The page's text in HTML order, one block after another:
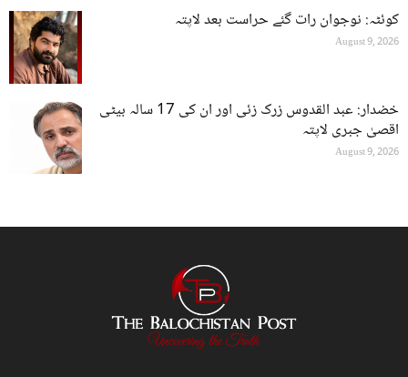
کوئٹہ: نوجوان رات گئے حراست بعد لاپتہ
August 9, 2026
خضدار: عبد القدوس زرک زئی اور ان کی 17 سالہ بیٹی
اقصیٰ جبری لاپتہ
August 9, 2026